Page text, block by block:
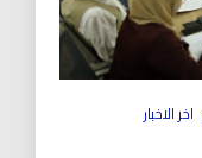
اخر الاخبار